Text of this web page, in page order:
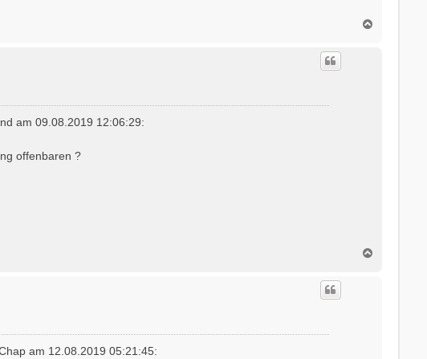
am 09.08.2019 12:06:29:
offenbaren ?
am 12.08.2019 05:21:45: